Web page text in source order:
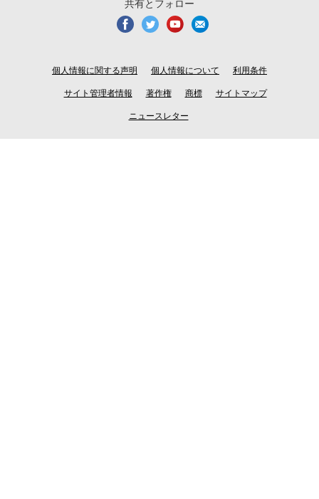
共有とフォロー
個人情報に関する声明 個人情報について 利用条件
サイト管理者情報 著作権 商標 サイトマップ
ニュースレター